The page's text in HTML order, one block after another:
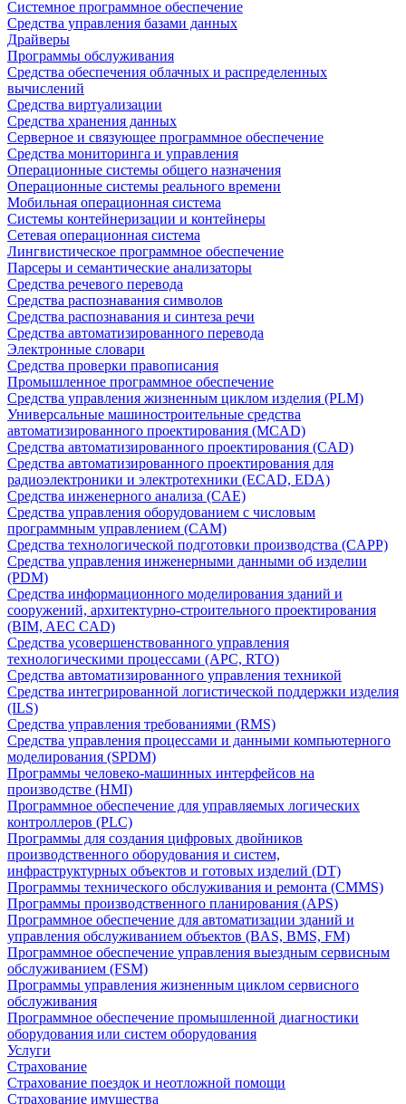
Системное программное обеспечение
Средства управления базами данных
Драйверы
Программы обслуживания
Средства обеспечения облачных и распределенных
вычислений
Средства виртуализации
Средства хранения данных
Серверное и связующее программное обеспечение
Средства мониторинга и управления
Операционные системы общего назначения
Операционные системы реального времени
Мобильная операционная система
Системы контейнеризации и контейнеры
Сетевая операционная система
Лингвистическое программное обеспечение
Парсеры и семантические анализаторы
Средства речевого перевода
Средства распознавания символов
Средства распознавания и синтеза речи
Средства автоматизированного перевода
Электронные словари
Средства проверки правописания
Промышленное программное обеспечение
Средства управления жизненным циклом изделия (PLM)
Универсальные машиностроительные средства
автоматизированного проектирования (MCAD)
Средства автоматизированного проектирования (CAD)
Средства автоматизированного проектирования для
радиоэлектроники и электротехники (ECAD, EDA)
Средства инженерного анализа (CAE)
Средства управления оборудованием с числовым
программным управлением (CAM)
Средства технологической подготовки производства (CAPP)
Средства управления инженерными данными об изделии
(PDM)
Средства информационного моделирования зданий и
сооружений, архитектурно-строительного проектирования
(BIM, AEC CAD)
Средства усовершенствованного управления
технологическими процессами (APC, RTO)
Средства автоматизированного управления техникой
Средства интегрированной логистической поддержки изделия
(ILS)
Средства управления требованиями (RMS)
Средства управления процессами и данными компьютерного
моделирования (SPDM)
Программы человеко-машинных интерфейсов на
производстве (HMI)
Программное обеспечение для управляемых логических
контроллеров (PLC)
Программы для создания цифровых двойников
производственного оборудования и систем,
инфраструктурных объектов и готовых изделий (DT)
Программы технического обслуживания и ремонта (CMMS)
Программы производственного планирования (APS)
Программное обеспечение для автоматизации зданий и
управления обслуживанием объектов (BAS, BMS, FM)
Программное обеспечение управления выездным сервисным
обслуживанием (FSM)
Программы управления жизненным циклом сервисного
обслуживания
Программное обеспечение промышленной диагностики
оборудования или систем оборудования
Услуги
Страхование
Страхование поездок и неотложной помощи
Страхование имущества